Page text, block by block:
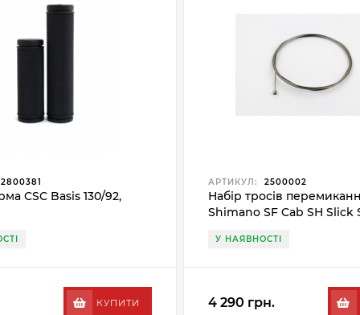
CSC Basis 130/92,
КУПИТИ
АРТИКУЛ: 2500002
Набір тросів
Shimano SF Cab SH Slick
У НАЯВНОСТІ
4 290 грн.